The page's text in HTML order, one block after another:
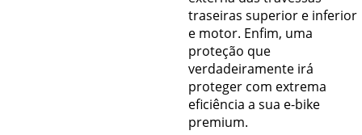
traseiras superior e inferior
e motor. Enfim, uma
proteção que
verdadeiramente irá
proteger com extrema
eficiência a sua e-bike
premium.